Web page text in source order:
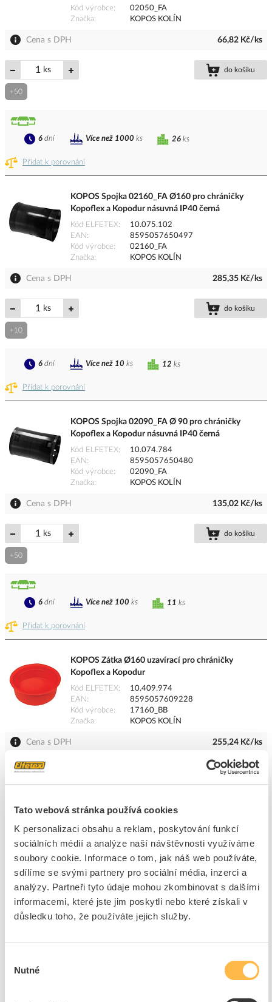
Tato webová stránka používá cookies
K personalizaci obsahu a reklam, poskytování funkcí
sociálních médií a analýze naší návštěvnosti využíváme
soubory cookie. Informace o tom, jak náš web používáte,
sdílíme se svými partnery pro sociální média, inzerci a
analýzy. Partneři tyto údaje mohou zkombinovat s dalšími
informacemi, které jste jim poskytli nebo které získali v
důsledku toho, že používáte jejich služby.
souhlasu
Nutné
Kód výrobce
02050_FA
Značka
KOPOS KOLÍN
Cena s DPH 66,82 Kč/ks
ks do košíku
+50
Přidat k porovnání
26 ks
6 dní Více než 1000 ks
KOPOS Spojka 02160_FA Ø160 pro chráničky
Kopoflex a Kopodur násuvná IP40 černá
Kód ELFETEX
10.075.102
EAN
8595057650497
Kód výrobce
02160_FA
Značka
KOPOS KOLÍN
Cena s DPH 285,35 Kč/ks
ks do košíku
+10
Přidat k porovnání
12 ks
6 dní Více než 10 ks
KOPOS Spojka 02090_FA Ø 90 pro chráničky
Kopoflex a Kopodur násuvná IP40 černá
Kód ELFETEX
10.074.784
EAN
8595057650480
Kód výrobce
02090_FA
Značka
KOPOS KOLÍN
Cena s DPH 135,02 Kč/ks
ks do košíku
+50
Přidat k porovnání
11 ks
6 dní Více než 100 ks
KOPOS Zátka Ø160 uzavírací pro chráničky
Kopoflex a Kopodur
Kód ELFETEX
10.409.974
EAN
8595057609228
Kód výrobce
17160_BB
Značka
KOPOS KOLÍN
Cena s DPH 255,24 Kč/ks
ks do košíku
Přidat k porovnání
K objednání
6 dní Více než 100 ks
KOPOS Spojka 02200_FB Ø200 pro chráničky
Kopoflex a Kopodur násuvná IP40 černá
Kód ELFETEX
EAN
8595057617438
Kód výrobce
02200_FB